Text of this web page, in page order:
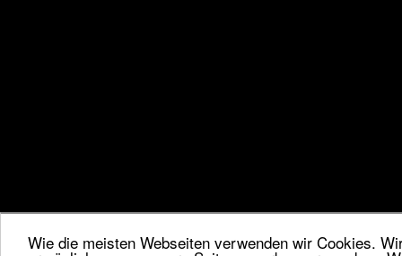
Wie die meisten Webseiten verwenden wir Cookies.